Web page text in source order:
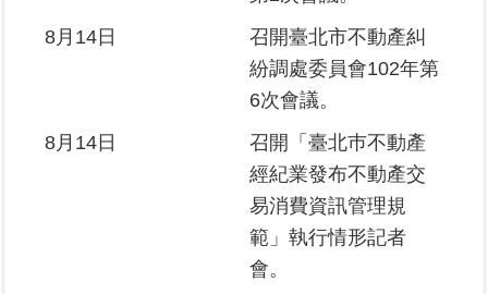
8月14日
召開臺北市不動產糾
紛調處委員會102年第
6次會議。
8月14日
召開「臺北巿不動產
經紀業發布不動產交
易消費資訊管理規
範」執行情形記者
會。